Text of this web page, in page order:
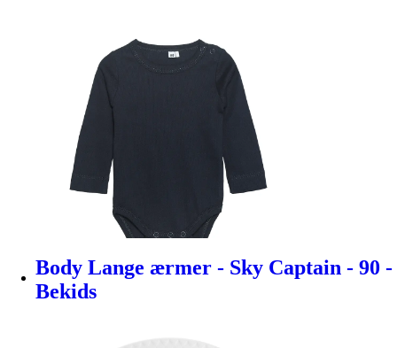
Body Lange ærmer - Sky Captain - 90 -
Bekids